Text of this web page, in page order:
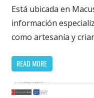
Está ubicada en
información
como artesanía y
READ MORE